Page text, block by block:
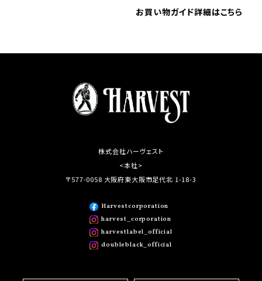
お買い物ガイド詳細はこちら
株式会社ハーヴェスト
<本社>
〒577-0058 大阪府東大阪市足代北 1-18-3
Harvestcorporation
harvest_corporation
harvestlabel_official
doubleblack_official